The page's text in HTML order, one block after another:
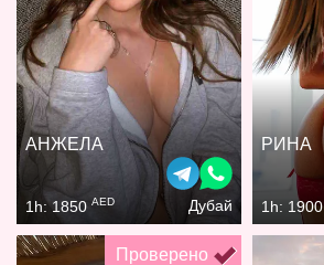
АНЖЕЛА
1h: 1850 AED Дубай
РИНА
1h: 1900
Проверено